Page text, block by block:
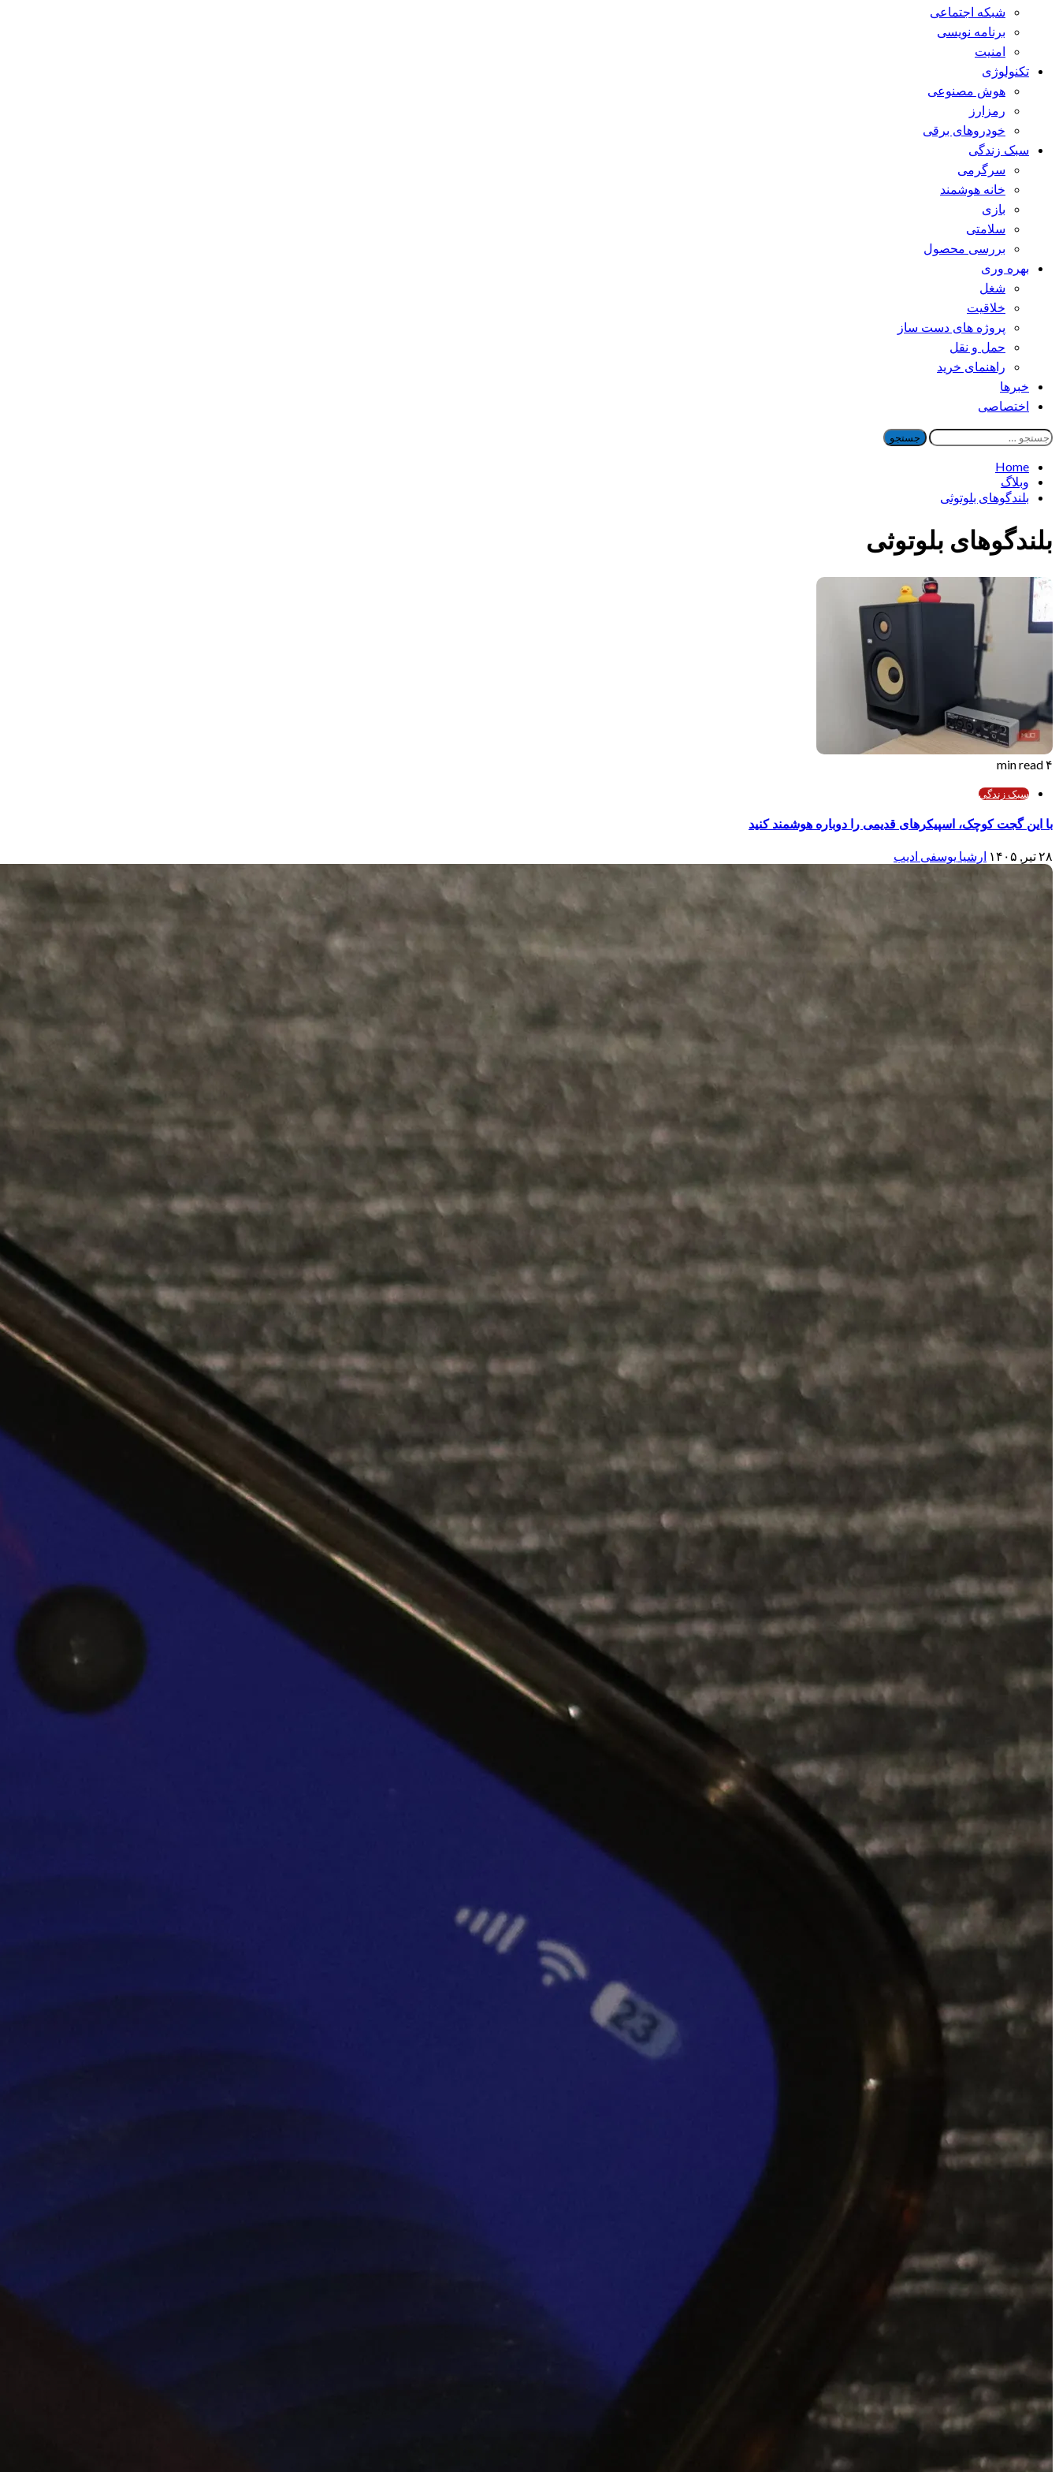
شبکه اجتماعی
برنامه نویسی
امنیت
تکنولوژی
هوش مصنوعی
رمزارز
خودروهای برقی
سبک زندگی
سرگرمی
خانه هوشمند
بازی
سلامتی
بررسی محصول
بهره وری
شغل
خلاقیت
پروژه های دست ساز
حمل و نقل
راهنمای خرید
خبرها
اختصاصی
جستجو
برای:
Home
وبلاگ
بلندگوهای بلوتوثی
بلندگوهای بلوتوثی
۴ min read
سبک زندگی
با این گجت کوچک، اسپیکرهای قدیمی را دوباره هوشمند کنید
۲۸ تیر, ۱۴۰۵ ارشیا یوسفی ادیب